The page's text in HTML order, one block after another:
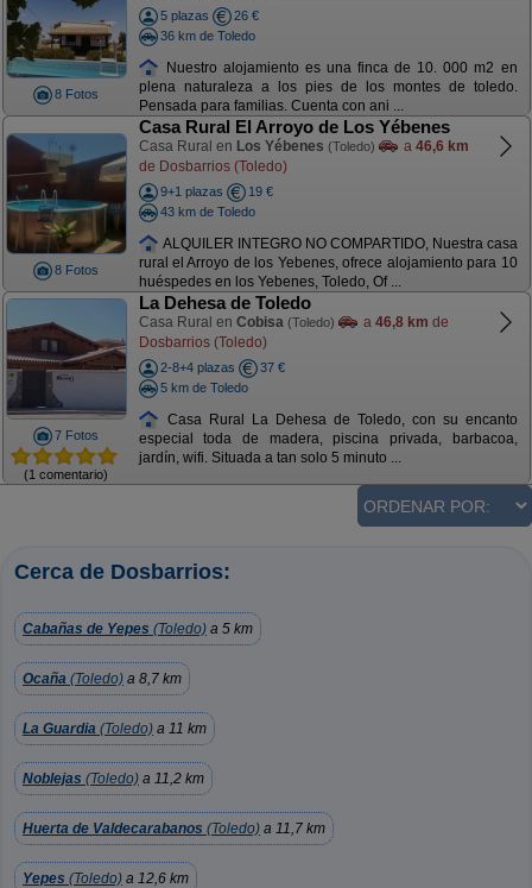
8 Fotos
5 plazas
26 €
36 km de Toledo
Nuestro alojamiento es una finca de 10. 000 m2 en
plena naturaleza a los pies de los montes de toledo.
Pensada para familias. Cuenta con ani ...
8 Fotos
Casa Rural El Arroyo de Los Yébenes
Casa Rural en Los Yébenes (Toledo) a 46,6 km
de Dosbarrios (Toledo)
9+1 plazas
19 €
43 km de Toledo
ALQUILER INTEGRO NO COMPARTIDO, Nuestra casa
rural el Arroyo de los Yebenes, ofrece alojamiento para 10
huéspedes en los Yebenes, Toledo, Of ...
7 Fotos
(1 comentario)
La Dehesa de Toledo
Casa Rural en Cobisa (Toledo) a 46,8 km de
Dosbarrios (Toledo)
2-8+4 plazas
37 €
5 km de Toledo
Casa Rural La Dehesa de Toledo, con su encanto
especial toda de madera, piscina privada, barbacoa,
jardín, wifi. Situada a tan solo 5 minuto ...
Cerca de Dosbarrios:
Cabañas de Yepes (Toledo) a 5 km
Ocaña (Toledo) a 8,7 km
La Guardia (Toledo) a 11 km
Noblejas (Toledo) a 11,2 km
Huerta de Valdecarabanos (Toledo) a 11,7 km
Yepes (Toledo) a 12,6 km